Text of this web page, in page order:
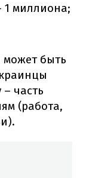
1 миллиона;
быть
часть
(работа,